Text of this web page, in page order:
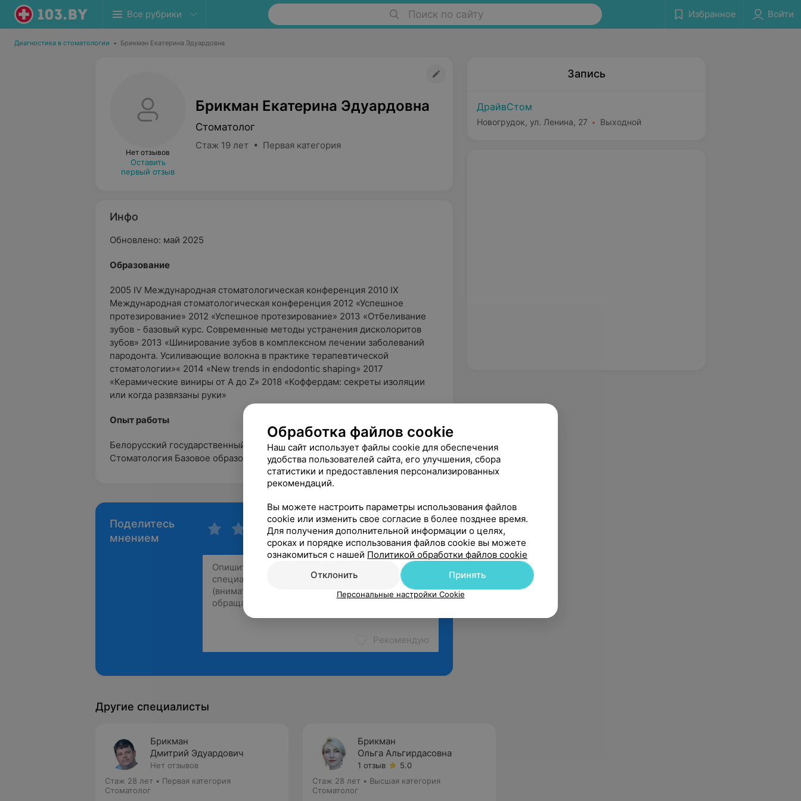
Все рубрики Поиск по сайту Избранное Войти
Диагностика в стоматологии • Брикман Екатерина Эдуардовна
Нет отзывов
Оставить
первый отзыв
Брикман Екатерина Эдуардовна
Стоматолог
Стаж 19 лет • Первая категория
Инфо
Обновлено: май 2025
Oбразование
2005 IV Международная стоматологическая конференция 2010 IX
Международная стоматологическая конференция 2012 «Успешное
протезирование» 2012 «Успешное протезирование» 2013 «Отбеливание
зубов - базовый курс. Современные методы устранения дисколоритов
зубов» 2013 «Шинирование зубов в комплексном лечении заболеваний
пародонта. Усиливающие волокна в практике терапевтической
стоматологии»« 2014 «New trends in endodontic shaping» 2017
«Керамические виниры от A до Z» 2018 «Коффердам: секреты изоляции
или когда развязаны руки»
Опыт работы
Белорусский государственный медицинский университет 2007
Стоматология Базовое образование
Поделитесь
мнением
Рекомендую
Запись
ДрайвСтом
Новогрудок, ул. Ленина, 27 Выходной
Другие специалисты
Брикман
Дмитрий Эдуардович
Нет отзывов
Стаж 28 лет • Первая категория
Стоматолог
Брикман
Ольга Альгирдасовна
1 отзыв
5.0
Стаж 28 лет • Высшая категория
Стоматолог
Обработка файлов cookie
Наш сайт использует файлы cookie для обеспечения
удобства пользователей сайта, его улучшения, сбора
статистики и предоставления персонализированных
рекомендаций.
Вы можете настроить параметры использования файлов
cookie или изменить свое согласие в более позднее время.
Для получения дополнительной информации о целях,
сроках и порядке использования файлов cookie вы можете
ознакомиться с нашей Политикой обработки файлов cookie
Отклонить
Принять
Персональные настройки Cookie